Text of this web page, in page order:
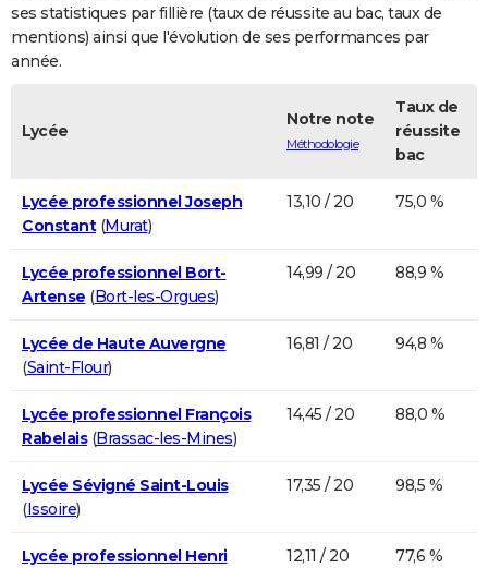
FORUM
Bricolage
Lifestyle
Culture
Sport
Auto
Television
Voyage
Cinema
ses statistiques par fillière (taux de réussite au bac, taux de
mentions) ainsi que l'évolution de ses performances par
année.
Lycée
Notre note
Méthodologie
Taux de
réussite
bac
Lycée professionnel Joseph
Constant(Murat)
13,10 / 20 75,0 %
Lycée professionnel Bort-
Artense (Bort-les-Orgues)
14,99 / 20 88,9 %
Lycée de Haute Auvergne
(Saint-Flour)
16,81 / 20 94,8 %
Lycée professionnel François
Rabelais(Brassac-les-Mines)
14,45 / 20 88,0 %
Lycée Sévigné Saint-Louis
(Issoire)
17,35 / 20 98,5 %
Lycée professionnel Henri
12,11 / 20 77,6 %